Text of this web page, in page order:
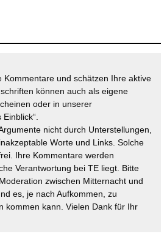
Kommentare und schätzen Ihre aktive
können auch als eigene
oder in unserer
nicht durch Unterstellungen,
Worte und Links. Solche
Ihre Kommentare werden
Verantwortung bei TE liegt. Bitte
zwischen Mitternacht und
es, je nach Aufkommen, zu
kommen kann. Vielen Dank für Ihr